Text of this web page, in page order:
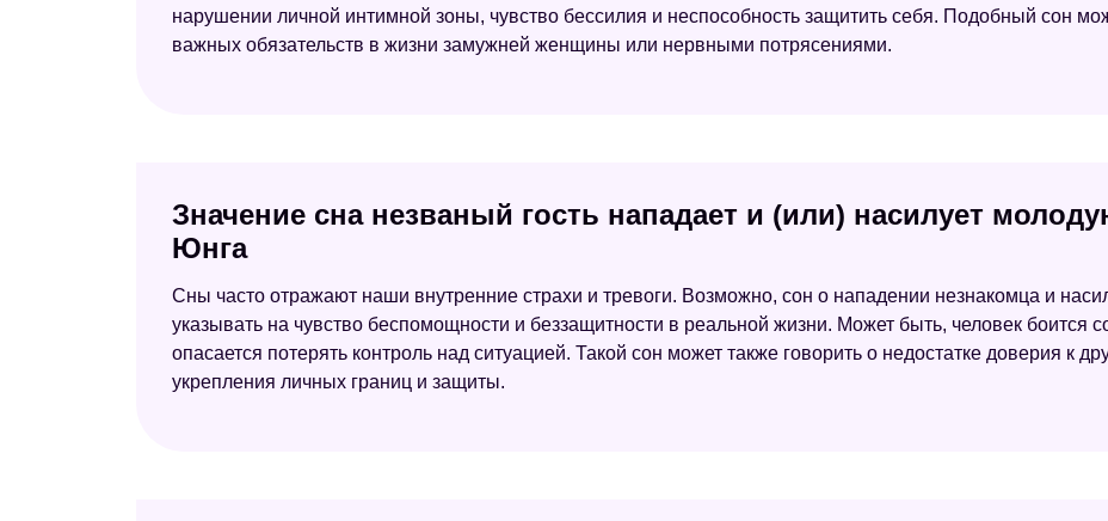
нарушении личной интимной зоны, чувство бессилия и неспособность защитить себя. Подобный сон
важных обязательств в жизни замужней женщины или нервными потрясениями.
Значение сна незваный гость нападает и (или) насилует
Юнга
Сны часто отражают наши внутренние страхи и тревоги. Возможно, сон о нападении незнакомца и
указывать на чувство беспомощности и беззащитности в реальной жизни. Может быть, человек боится
опасается потерять контроль над ситуацией. Такой сон может также говорить о недостатке доверия к
укрепления личных границ и защиты.